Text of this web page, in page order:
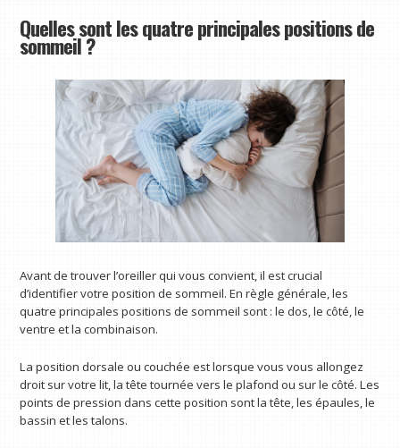
Quelles sont les quatre principales positions de
sommeil ?
Avant de trouver l’oreiller qui vous convient, il est crucial
d’identifier votre position de sommeil. En règle générale, les
quatre principales positions de sommeil sont : le dos, le côté, le
ventre et la combinaison.
La position dorsale ou couchée est lorsque vous vous allongez
droit sur votre lit, la tête tournée vers le plafond ou sur le côté. Les
points de pression dans cette position sont la tête, les épaules, le
bassin et les talons.